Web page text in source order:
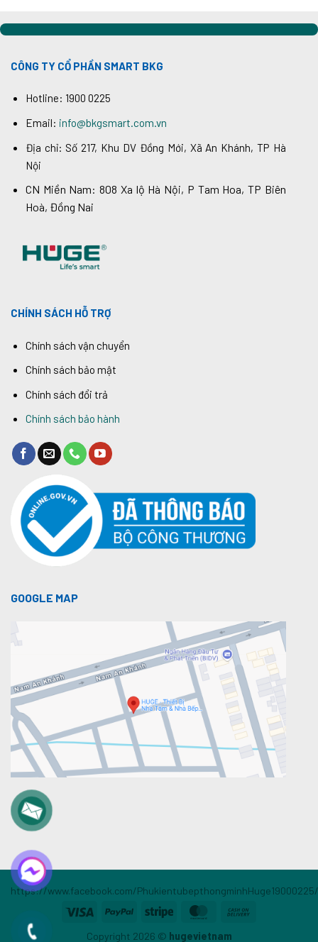
CÔNG TY CỔ PHẦN SMART BKG
Hotline: 1900 0225
Email: info@bkgsmart.com.vn
Địa chỉ: Số 217, Khu DV Đồng Mới, Xã An Khánh, TP Hà
Nội
CN Miền Nam: 808 Xa lộ Hà Nội, P Tam Hoa, TP Biên
Hoà, Đồng Nai
CHÍNH SÁCH HỖ TRỢ
Chính sách vận chuyển
Chính sách bảo mật
Chính sách đổi trả
Chính sách bảo hành
GOOGLE MAP
https://www.facebook.com/PhukientubepthongminhHuge19000225/
Visa
PayPal Stripe MasterCard
Copyright 2026 © hugevietnam